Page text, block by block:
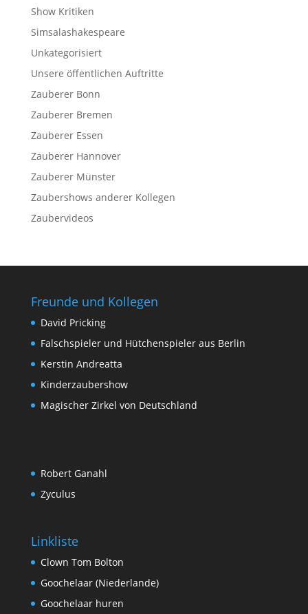
Show Kritiken
Simsalashakespeare
Unkategorisiert
Unsere öffentlichen Auftritte
Zauberer Bonn
Zauberer Bremen
Zauberer Essen
Zauberer Hannover
Zauberer Münster
Zaubershows anderer Kollegen
Zaubervideos
Freunde und Kollegen
David Pricking
Falschspieler und Hütchenspieler aus Berlin
Kerstin Andreatta
Kinderzaubershow
Magischer Zirkel von Deutschland
Robert Ganahl
Zyculus
Linkliste
Clown Tom Bolton
Goochelaar (Niederlande)
Goochelaar huren